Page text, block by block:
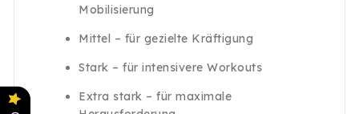
Mobilisierung
Mittel – für gezielte Kräftigung
Stark – für intensivere Workouts
Extra stark – für maximale